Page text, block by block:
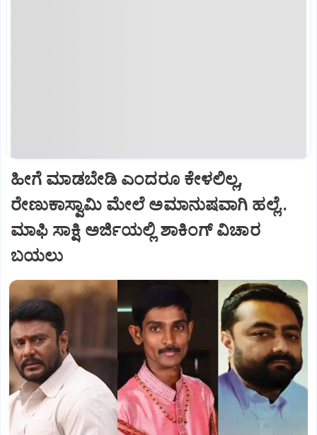
ಹೀಗೆ ಮಾಡಬೇಡಿ ಎಂದರೂ ಕೇಳಲಿಲ್ಲ,
ರೇಣುಕಾಸ್ವಾಮಿ ಮೇಲೆ ಅಮಾನುಷವಾಗಿ ಹಲ್ಲೆ..
ಮಾಫಿ ಸಾಕ್ಷಿ ಅರ್ಜಿಯಲ್ಲಿ ಶಾಕಿಂಗ್‌ ವಿಚಾರ
ಬಯಲು